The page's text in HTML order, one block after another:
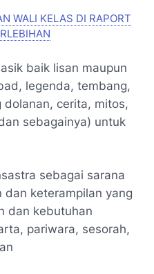
WALI KELAS DI RAPORT
baik lisan maupun
legenda, tembang,
cerita, mitos,
sebagainya) untuk
sebagai sarana
dan keterampilan yang
dan kebutuhan
pariwara, sesorah,